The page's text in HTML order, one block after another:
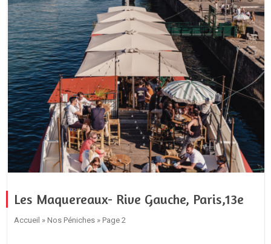
Les Maquereaux- Rive Gauche, Paris,13e
Accueil » Nos Péniches » Page 2